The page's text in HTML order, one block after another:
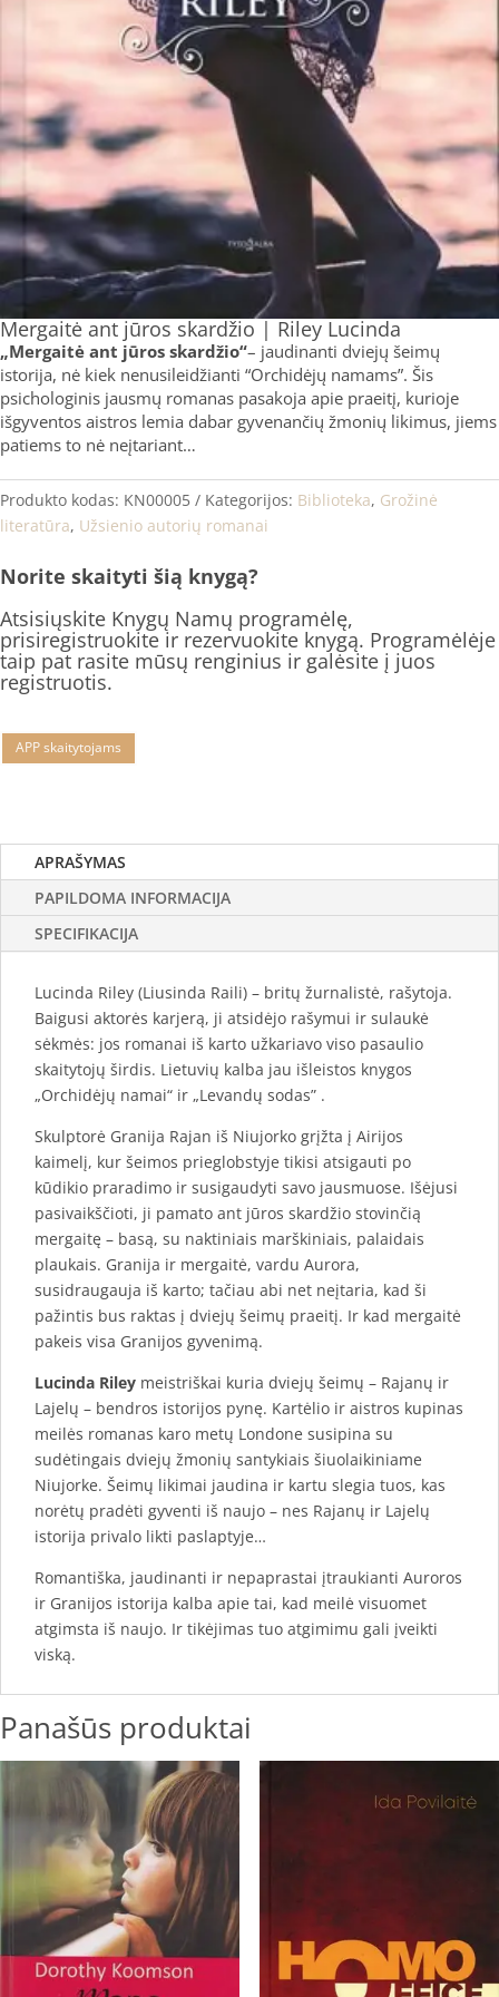
Mergaitė ant jūros skardžio | Riley Lucinda
„Mergaitė ant jūros skardžio“– jaudinanti dviejų šeimų
istorija, nė kiek nenusileidžianti “Orchidėjų namams”. Šis
psichologinis jausmų romanas pasakoja apie praeitį, kurioje
išgyventos aistros lemia dabar gyvenančių žmonių likimus, jiems
patiems to nė neįtariant…
Produkto kodas: KN00005 Kategorijos: Biblioteka, Grožinė
literatūra, Užsienio autorių romanai
Norite skaityti šią knygą?
Atsisiųskite Knygų Namų programėlę,
prisiregistruokite ir rezervuokite knygą. Programėlėje
taip pat rasite mūsų renginius ir galėsite į juos
registruotis.
APP skaitytojams
APRAŠYMAS
PAPILDOMA INFORMACIJA
SPECIFIKACIJA
Lucinda Riley (Liusinda Raili) – britų žurnalistė, rašytoja.
Baigusi aktorės karjerą, ji atsidėjo rašymui ir sulaukė
sėkmės: jos romanai iš karto užkariavo viso pasaulio
skaitytojų širdis. Lietuvių kalba jau išleistos knygos
„Orchidėjų namai“ ir „Levandų sodas” .
Skulptorė Granija Rajan iš Niujorko grįžta į Airijos
kaimelį, kur šeimos prieglobstyje tikisi atsigauti po
kūdikio praradimo ir susigaudyti savo jausmuose. Išėjusi
pasivaikščioti, ji pamato ant jūros skardžio stovinčią
mergaitę – basą, su naktiniais marškiniais, palaidais
plaukais. Granija ir mergaitė, vardu Aurora,
susidraugauja iš karto; tačiau abi net neįtaria, kad ši
pažintis bus raktas į dviejų šeimų praeitį. Ir kad mergaitė
pakeis visa Granijos gyvenimą.
Lucinda Riley meistriškai kuria dviejų šeimų – Rajanų ir
Lajelų – bendros istorijos pynę. Kartėlio ir aistros kupinas
meilės romanas karo metų Londone susipina su
sudėtingais dviejų žmonių santykiais šiuolaikiniame
Niujorke. Šeimų likimai jaudina ir kartu slegia tuos, kas
norėtų pradėti gyventi iš naujo – nes Rajanų ir Lajelų
istorija privalo likti paslaptyje…
Romantiška, jaudinanti ir nepaprastai įtraukianti Auroros
ir Granijos istorija kalba apie tai, kad meilė visuomet
atgimsta iš naujo. Ir tikėjimas tuo atgimimu gali įveikti
viską.
Panašūs produktai